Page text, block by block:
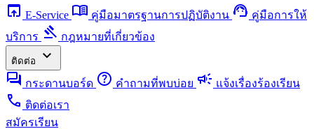
open_in_browser E-Service menu_book คู่มือมาตรฐานการปฏิบัติงาน support_agent คู่มือการให้
บริการ gavel กฎหมายที่เกี่ยวข้อง
ติดต่อ
expand_more
forum กระดานบอร์ด help คำถามที่พบบ่อย campaign แจ้งเรื่องร้องเรียน
call ติดต่อเรา
สมัครเรียน